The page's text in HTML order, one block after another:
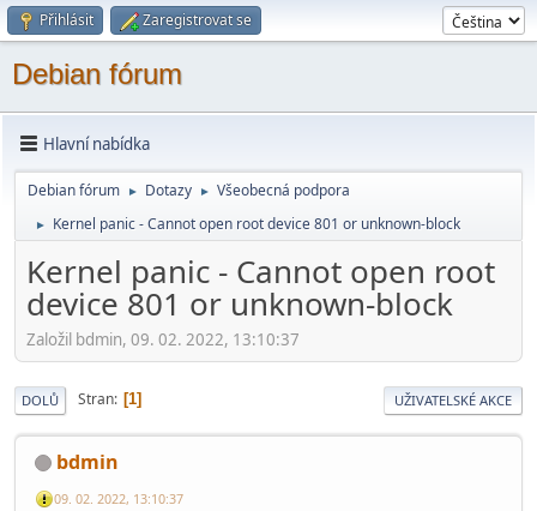
Přihlásit Zaregistrovat se
Debian fórum
Hlavní nabídka
Debian fórum ► Dotazy ► Všeobecná podpora
► Kernel panic - Cannot open root device 801 or unknown-block
Kernel panic - Cannot open root
device 801 or unknown-block
Založil bdmin, 09. 02. 2022, 13:10:37
DOLŮ Stran 1 UŽIVATELSKÉ AKCE
bdmin
09. 02. 2022, 13:10:37